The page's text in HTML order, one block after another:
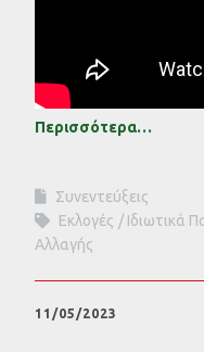
Περισσότερα…
Συνεντεύξεις
Εκλογές
Ιδιωτικά
Αλλαγής
11/05/2023